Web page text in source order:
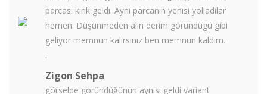
parcası kırık geldi. Aynı parcanın yenisi yolladılar
hemen. Düşünmeden alın derim göründügü gibi
geliyor memnun kalırsınız ben memnun kaldım.
.
Zigon Sehpa
görselde göründüğünün aynısı geldi variant